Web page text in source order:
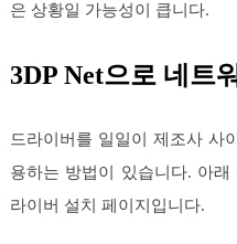
은 상황일 가능성이 큽니다.
3DP Net으로 네트
드라이버를 일일이 제조사 사
용하는 방법이 있습니다. 아
라이버 설치 페이지입니다.